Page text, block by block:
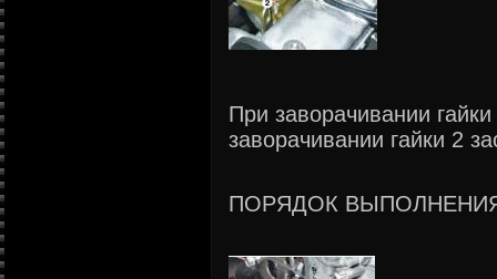
При заворачивании
заворачивании гайки 2
ПОРЯДОК